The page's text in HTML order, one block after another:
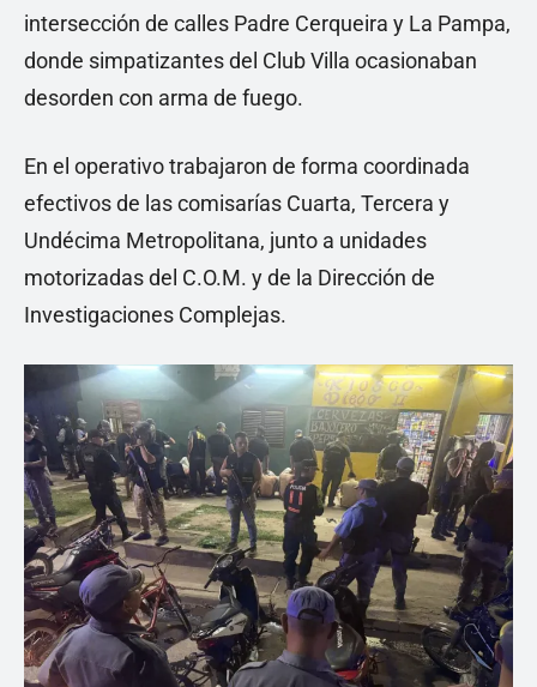
intersección de calles Padre Cerqueira y La Pampa,
donde simpatizantes del Club Villa ocasionaban
desorden con arma de fuego.
En el operativo trabajaron de forma coordinada
efectivos de las comisarías Cuarta, Tercera y
Undécima Metropolitana, junto a unidades
motorizadas del C.O.M. y de la Dirección de
Investigaciones Complejas.